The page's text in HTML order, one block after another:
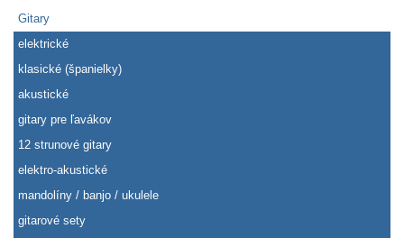
Gitary
elektrické
klasické (španielky)
akustické
gitary pre ľavákov
12 strunové gitary
elektro-akustické
mandolíny / banjo / ukulele
gitarové sety